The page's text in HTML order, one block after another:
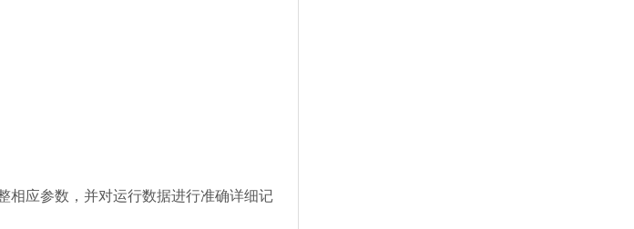
相应参数，并对运行数据进行准确详细记